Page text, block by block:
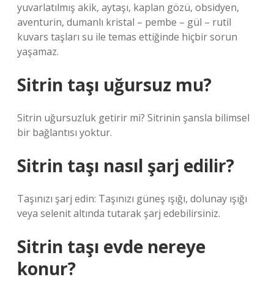
yuvarlatılmış akik, aytaşı, kaplan gözü, obsidyen,
aventurin, dumanlı kristal – pembe – gül – rutil
kuvars taşları su ile temas ettiğinde hiçbir sorun
yaşamaz.
Sitrin taşı uğursuz mu?
Sitrin uğursuzluk getirir mi? Sitrinin şansla bilimsel
bir bağlantısı yoktur.
Sitrin taşı nasıl şarj edilir?
Taşınızı şarj edin: Taşınızı güneş ışığı, dolunay ışığı
veya selenit altında tutarak şarj edebilirsiniz.
Sitrin taşı evde nereye
konur?